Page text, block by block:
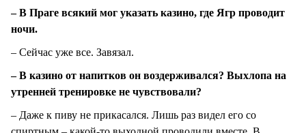
– В Праге всякий мог указать казино, где Ягр проводит
ночи.
– Сейчас уже все. Завязал.
– В казино от напитков он воздерживался? Выхлопа на
утренней тренировке не чувствовали?
– Даже к пиву не прикасался. Лишь раз видел его со